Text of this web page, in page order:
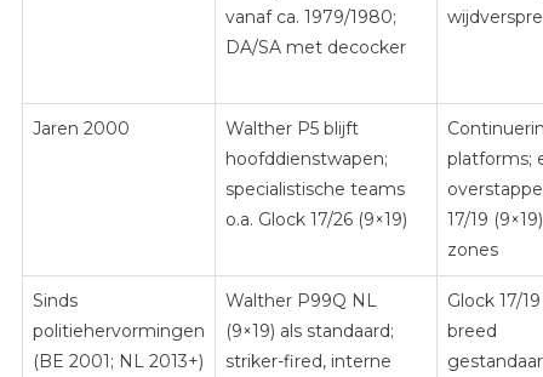
vanaf ca. 1979/1980;
DA/SA met decocker
Jaren 2000
Walther P5 blijft
hoofddienstwapen;
specialistische teams
o.a. Glock 17/26 (9×19)
platforms;
17/19
zones
Sinds
politiehervormingen
(BE 2001; NL 2013+)
Walther P99Q NL
(9×19) als standaard;
striker-fired, interne
Glock 17/
breed